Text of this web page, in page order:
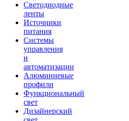
Светодиодные
ленты
Источники
питания
Системы
управления
и
автоматизации
Алюминиевые
профили
Функциональный
свет
Дизайнерский